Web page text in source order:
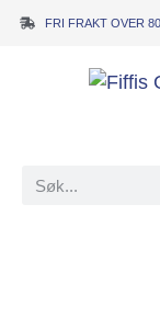
FRI FRAKT OVER